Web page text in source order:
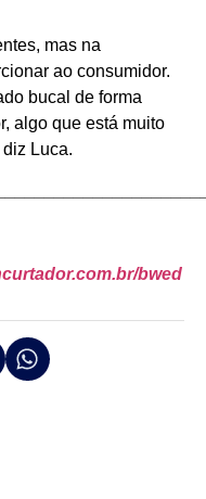
mas na
ao consumidor.
bucal de forma
algo que está muito
Luca.
bwed